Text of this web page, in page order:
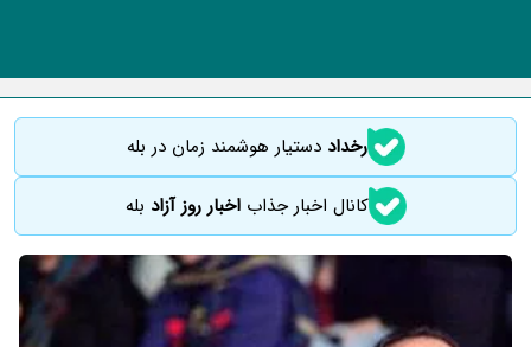
رخداددستیار هوشمند زمان در بله
کانال اخبار جذاباخبار روز آزاد بله